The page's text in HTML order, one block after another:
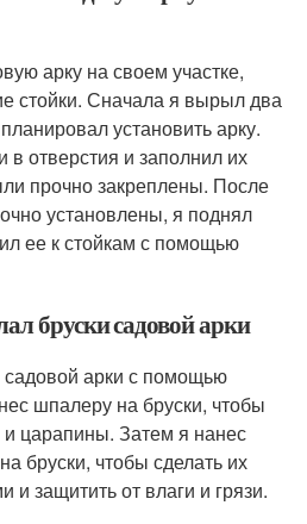
арку на своем участке,
стойки. Сначала я вырыл два
установить арку.
в отверстия и заполнил их
прочно закреплены. После
установлены, я поднял
ее к стойкам с помощью
бруски садовой арки
садовой арки с помощью
шпалеру на бруски, чтобы
и царапины. Затем я нанес
бруски, чтобы сделать их
и защитить от влаги и грязи.